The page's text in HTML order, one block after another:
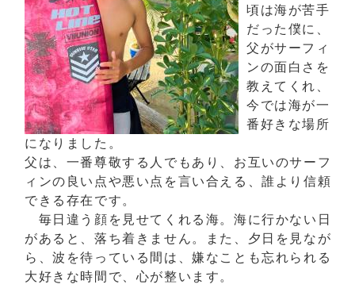
頃は海が苦手
だった僕に、
父がサーフィ
ンの面白さを
教えてくれ、
今では海が一
番好きな場所
になりました。
父は、一番尊敬する人でもあり、お互いのサーフ
ィンの良い点や悪い点を言い合える、誰より信頼
できる存在です。
毎日違う顔を見せてくれる海。海に行かない日
があると、落ち着きません。また、夕日を見なが
ら、波を待っている間は、嫌なことも忘れられる
大好きな時間で、心が整います。